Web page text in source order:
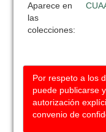
Aparece en
las
colecciones:
Por respeto a los
puede publicarse
autorización
convenio de